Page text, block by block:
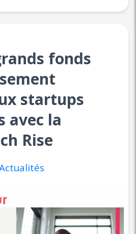
fonds
startups
avec la
Rise